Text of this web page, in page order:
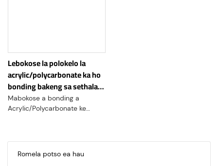
Romela potso ea hau
Lebokose la polokelo la
acrylic/polycarbonate ka ho
bonding bakeng sa sethala
sa pontšo
Mabokose a bonding a
Acrylic/Polycarbonate ke
khaotsoeng hantle le a